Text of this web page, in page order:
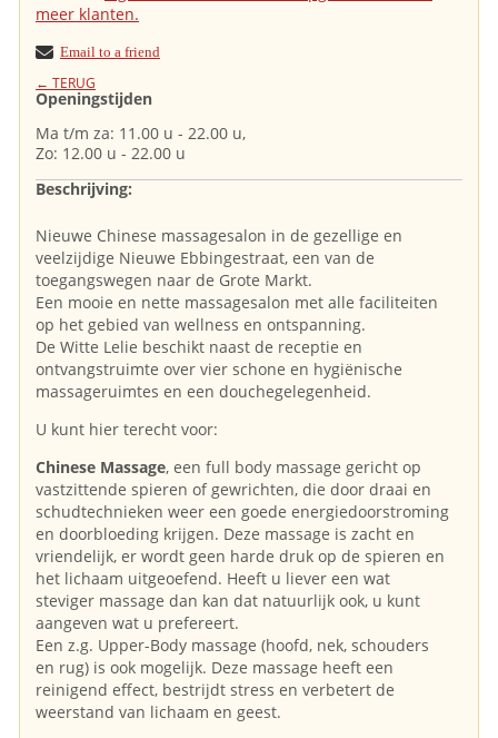
meer klanten.
Email to a friend
← TERUG
Openingstijden
Ma t/m za: 11.00 u - 22.00 u,
Zo: 12.00 u - 22.00 u
Beschrijving:
Nieuwe Chinese massagesalon in de gezellige en
veelzijdige Nieuwe Ebbingestraat, een van de
toegangswegen naar de Grote Markt.
Een mooie en nette massagesalon met alle faciliteiten
op het gebied van wellness en ontspanning.
De Witte Lelie beschikt naast de receptie en
ontvangstruimte over vier schone en hygiënische
massageruimtes en een douchegelegenheid.
U kunt hier terecht voor:
Chinese Massage, een full body massage gericht op
vastzittende spieren of gewrichten, die door draai en
schudtechnieken weer een goede energiedoorstroming
en doorbloeding krijgen. Deze massage is zacht en
vriendelijk, er wordt geen harde druk op de spieren en
het lichaam uitgeoefend. Heeft u liever een wat
steviger massage dan kan dat natuurlijk ook, u kunt
aangeven wat u prefereert.
Een z.g. Upper-Body massage (hoofd, nek, schouders
en rug) is ook mogelijk. Deze massage heeft een
reinigend effect, bestrijdt stress en verbetert de
weerstand van lichaam en geest.